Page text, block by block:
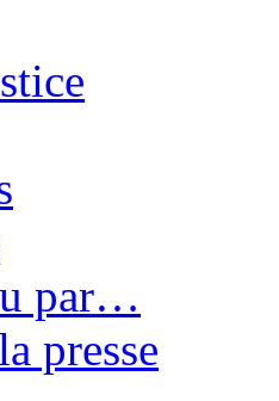
par…
presse